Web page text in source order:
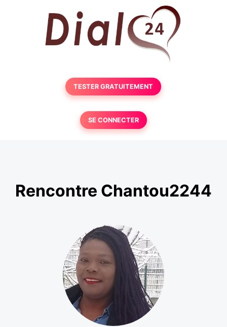
TESTER GRATUITEMENT
SE CONNECTER
Rencontre Chantou2244